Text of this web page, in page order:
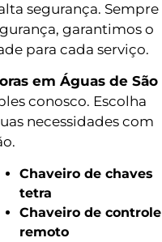
segurança. Sempre
garantimos o
para cada serviço.
em Águas de São
conosco. Escolha
necessidades com
Chaveiro de chaves
tetra
Chaveiro de controle
remoto